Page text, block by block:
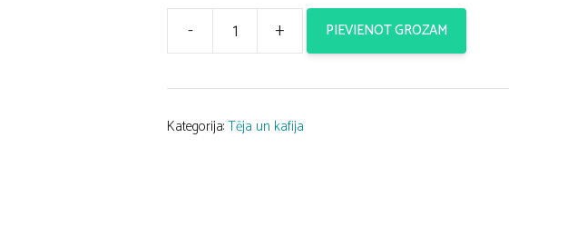
-
Illy
Arabica
+ PIEVIENOT GROZAM
Kategorija:Tēja un kafija